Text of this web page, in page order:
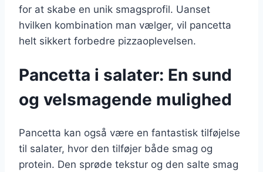
for at skabe en unik smagsprofil. Uanset
hvilken kombination man vælger, vil pancetta
helt sikkert forbedre pizzaoplevelsen.
Pancetta i salater: En sund
og velsmagende mulighed
Pancetta kan også være en fantastisk tilføjelse
til salater, hvor den tilføjer både smag og
protein. Den sprøde tekstur og den salte smag